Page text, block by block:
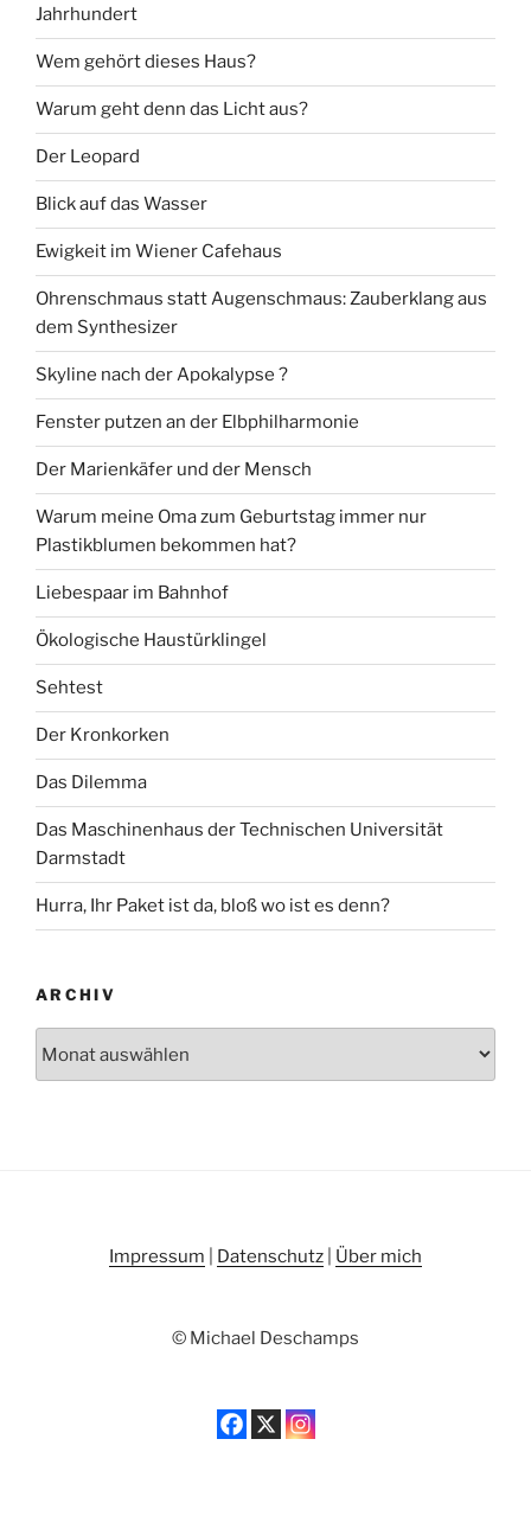
Jahrhundert
Wem gehört dieses Haus?
Warum geht denn das Licht aus?
Der Leopard
Blick auf das Wasser
Ewigkeit im Wiener Cafehaus
Ohrenschmaus statt Augenschmaus: Zauberklang aus
dem Synthesizer
Skyline nach der Apokalypse ?
Fenster putzen an der Elbphilharmonie
Der Marienkäfer und der Mensch
Warum meine Oma zum Geburtstag immer nur
Plastikblumen bekommen hat?
Liebespaar im Bahnhof
Ökologische Haustürklingel
Sehtest
Der Kronkorken
Das Dilemma
Das Maschinenhaus der Technischen Universität
Darmstadt
Hurra, Ihr Paket ist da, bloß wo ist es denn?
ARCHIV
Impressum Datenschutz Über mich
© Michael Deschamps